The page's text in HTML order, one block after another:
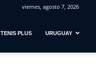
viernes, agosto 7, 2026
TENIS PLUS URUGUAY